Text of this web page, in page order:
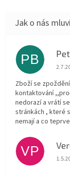
PB
Zboží se
kontaktování
nedorazí a vrátí
stránkách , které
nemají a co
VP